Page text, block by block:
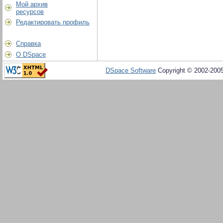
Мой архив
ресурсов
Редактировать профиль
Справка
О DSpace
DSpace Software Copyright © 2002-